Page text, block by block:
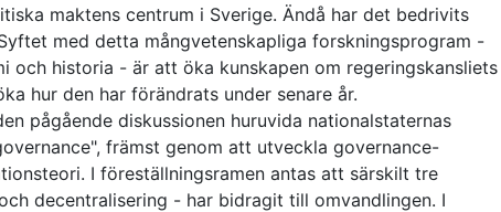
maktens centrum i Sverige. Ändå har det bedrivits
med detta mångvetenskapliga forskningsprogram -
och historia - är att öka kunskapen om regeringskansliets
hur den har förändrats under senare år.
pågående diskussionen huruvida nationalstaternas
främst genom att utveckla governance-
I föreställningsramen antas att särskilt tre
decentralisering - har bidragit till omvandlingen. I